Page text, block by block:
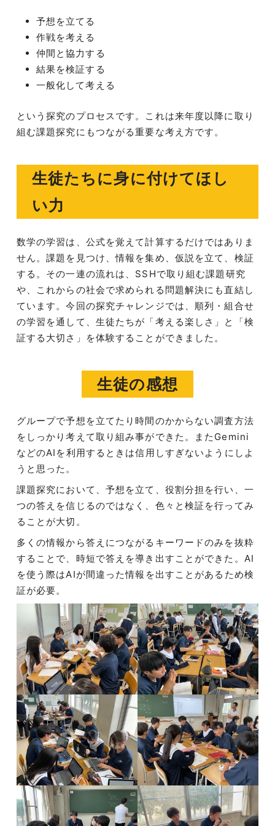
予想を立てる
作戦を考える
仲間と協力する
結果を検証する
一般化して考える
という探究のプロセスです。これは来年度以降に取り
組む課題探究にもつながる重要な考え方です。
生徒たちに身に付けてほし
い力
数学の学習は、公式を覚えて計算するだけではありま
せん。課題を見つけ、情報を集め、仮説を立て、検証
する。その一連の流れは、SSHで取り組む課題研究
や、これからの社会で求められる問題解決にも直結し
ています。今回の探究チャレンジでは、順列・組合せ
の学習を通して、生徒たちが「考える楽しさ」と「検
証する大切さ」を体験することができました。
生徒の感想
グループで予想を立てたり時間のかからない調査方法
をしっかり考えて取り組み事ができた。またGemini
などのAIを利用するときは信用しすぎないようにしよ
うと思った。
課題探究において、予想を立て、役割分担を行い、一
つの答えを信じるのではなく、色々と検証を行ってみ
ることが大切。
多くの情報から答えにつながるキーワードのみを抜粋
することで、時短で答えを導き出すことができた。AI
を使う際はAIが間違った情報を出すことがあるため検
証が必要。